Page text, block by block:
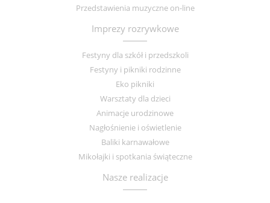
Przedstawienia muzyczne on-line
Imprezy rozrywkowe
Festyny dla szkół i przedszkoli
Festyny i pikniki rodzinne
Eko pikniki
Warsztaty dla dzieci
Animacje urodzinowe
Nagłośnienie i oświetlenie
Baliki karnawałowe
Mikołajki i spotkania świąteczne
Nasze realizacje